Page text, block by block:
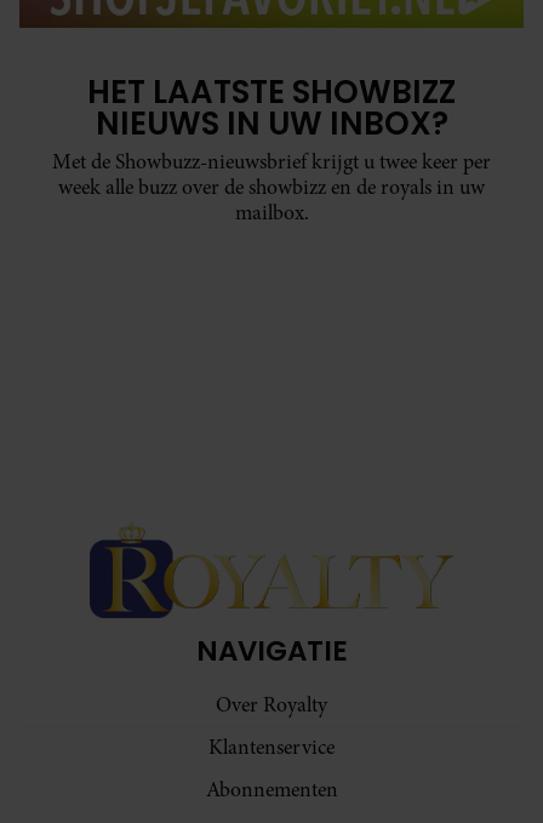
HET LAATSTE SHOWBIZZ
NIEUWS IN UW INBOX?
Met de Showbuzz-nieuwsbrief krijgt u twee keer per
week alle buzz over de showbizz en de royals in uw
mailbox.
NAVIGATIE
Over Royalty
Klantenservice
Abonnementen